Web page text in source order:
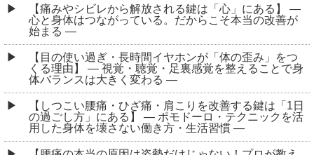
【痛みやシビレから解放される鍵は「心」にある】 ―
心と身体はつながっている。だからこそ本当の改善が
始まる ―
【目の使い過ぎ・長時間イヤホンが「体の歪み」をつ
くる理由】 ― 視覚・聴覚・足裏感覚を整えることで身
体バランスは大きく変わる ―
【しつこい腰痛・ひざ痛・肩こりを改善する鍵は「1日
の過ごし方」にある】 ― ポモドーロ・テクニックを活
用した身体を壊さない働き方・生活習慣 ―